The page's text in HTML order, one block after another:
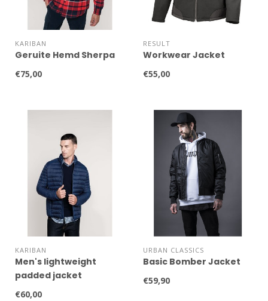
KARIBAN
Geruite Hemd Sherpa
€75,00
RESULT
Workwear Jacket
€55,00
KARIBAN
Men's lightweight
padded jacket
€60,00
URBAN CLASSICS
Basic Bomber Jacket
€59,90